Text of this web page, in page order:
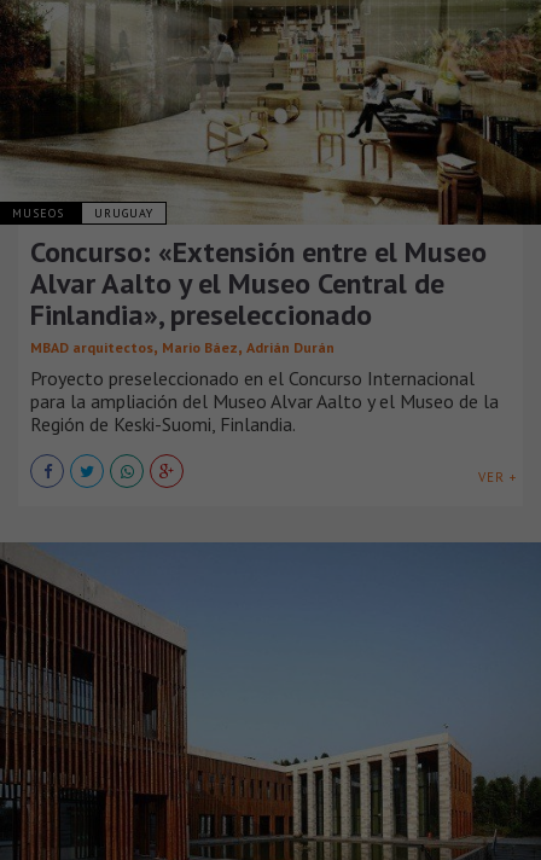
MUSEOS URUGUAY
Concurso: «Extensión entre el Museo
Alvar Aalto y el Museo Central de
Finlandia», preseleccionado
MBAD arquitectos, Mario Báez, Adrián Durán
Proyecto preseleccionado en el Concurso Internacional
para la ampliación del Museo Alvar Aalto y el Museo de la
Región de Keski-Suomi, Finlandia.
VER +